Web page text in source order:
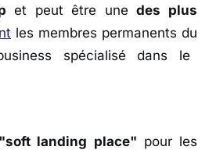
et peut être unedes plus
les membres permanents du
spécialisé dans le
"soft landing place" pour les